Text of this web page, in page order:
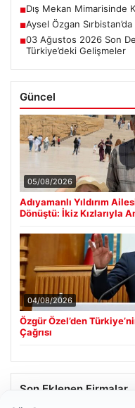
■Dış Mekan Mimarisinde
■Aysel Özgan
■03 Ağustos 2026 Son
Türkiye’deki Gelişmeler
Güncel
05/08/2026
Adıyamanlı Yıldırım
Dönüştü: İkiz Kızlarıyla
04/08/2026
Özgür Özel’den
Çağrısı
Son Eklenen Firmalar